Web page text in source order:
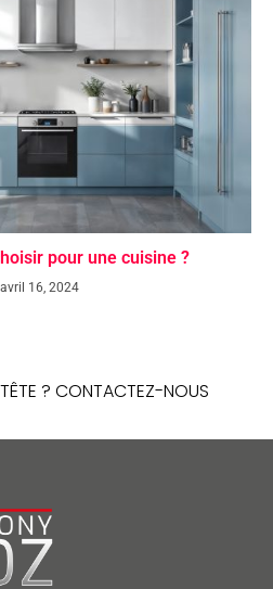
pour une cuisine ?
avril 16, 2024
? CONTACTEZ-NOUS